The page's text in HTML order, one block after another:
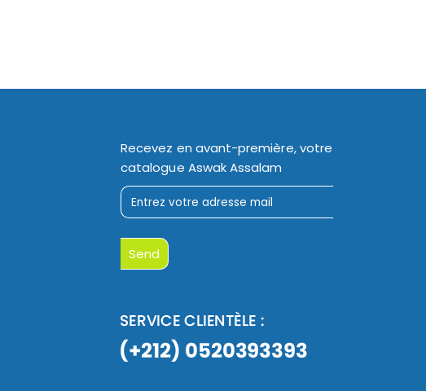
Recevez en avant-première, votre
catalogue Aswak Assalam